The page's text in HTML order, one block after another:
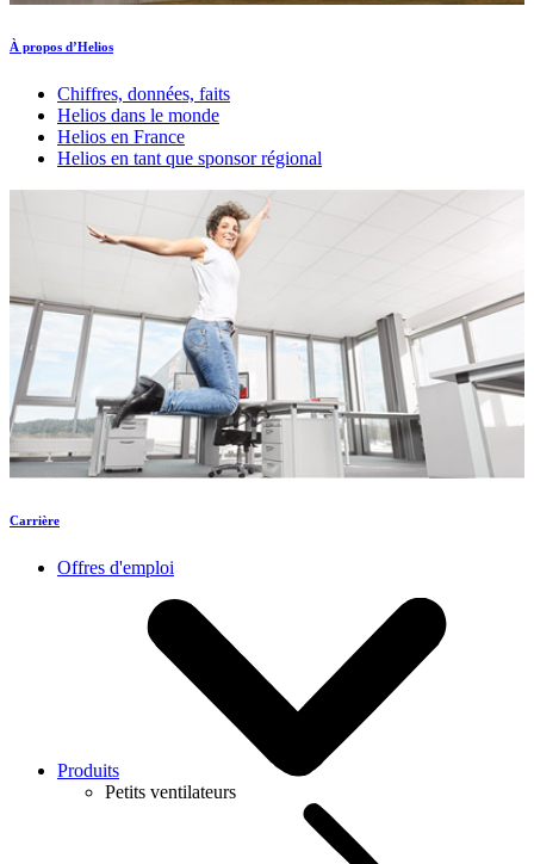
À propos d’Helios
Chiffres, données, faits
Helios dans le monde
Helios en France
Helios en tant que sponsor régional
Carrière
Offres d'emploi
Produits
Petits ventilateurs